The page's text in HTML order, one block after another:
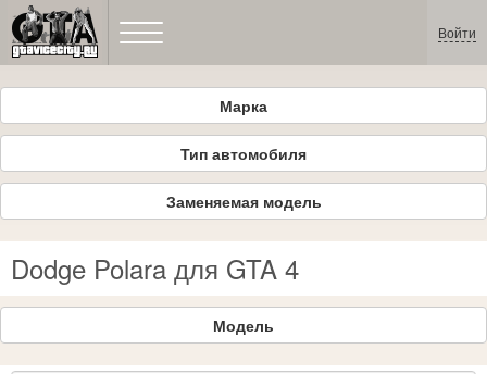
Войти
Марка
Тип автомобиля
Заменяемая модель
Dodge Polara для GTA 4
Модель